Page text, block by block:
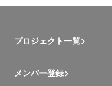
プロジェクト一覧
メンバー登録